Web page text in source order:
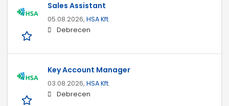
Sales Assistant
05.08.2026, HSA Kft.
Debrecen
Key Account Manager
03.08.2026, HSA Kft.
Debrecen